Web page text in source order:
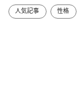
人気記事 性格